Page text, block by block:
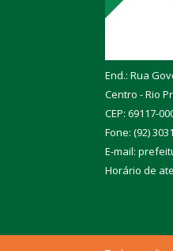
End.: Rua
Centro - Rio
CEP: 69117-
Fone: (92)
E-mail:
Horário de